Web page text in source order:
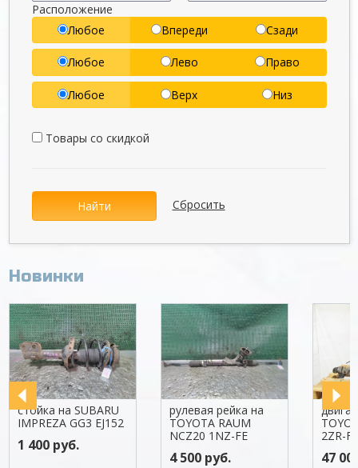
Расположение
Любое
Впереди Сзади
Любое Лево Право
Любое Верх Низ
Товары со скидкой
Найти Сбросить
Новинки
стойка на SUBARU
IMPREZA GG3 EJ152
1 400 руб.
рулевая рейка на
TOYOTA RAUM
NCZ20 1NZ-FE
4 500 руб.
2ZR-
47